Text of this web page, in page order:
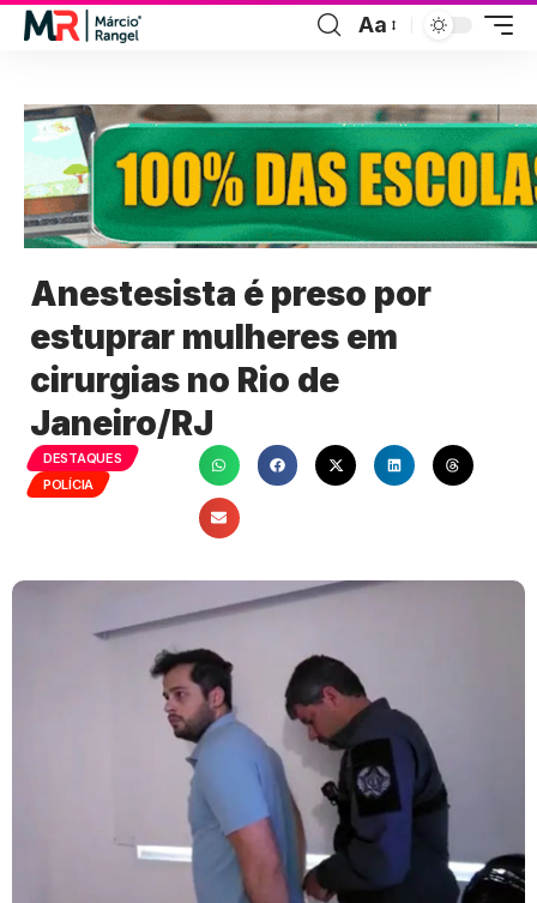
Aa
Anestesista é preso por
estuprar mulheres em
cirurgias no Rio de
Janeiro/RJ
DESTAQUES
POLÍCIA